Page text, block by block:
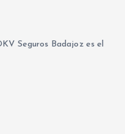
Seguros Badajoz es el